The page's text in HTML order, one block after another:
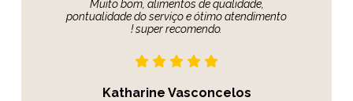
Muito bom, alimentos de qualidade,
pontualidade do serviço e ótimo atendimento
! super recomendo.
Katharine Vasconcelos